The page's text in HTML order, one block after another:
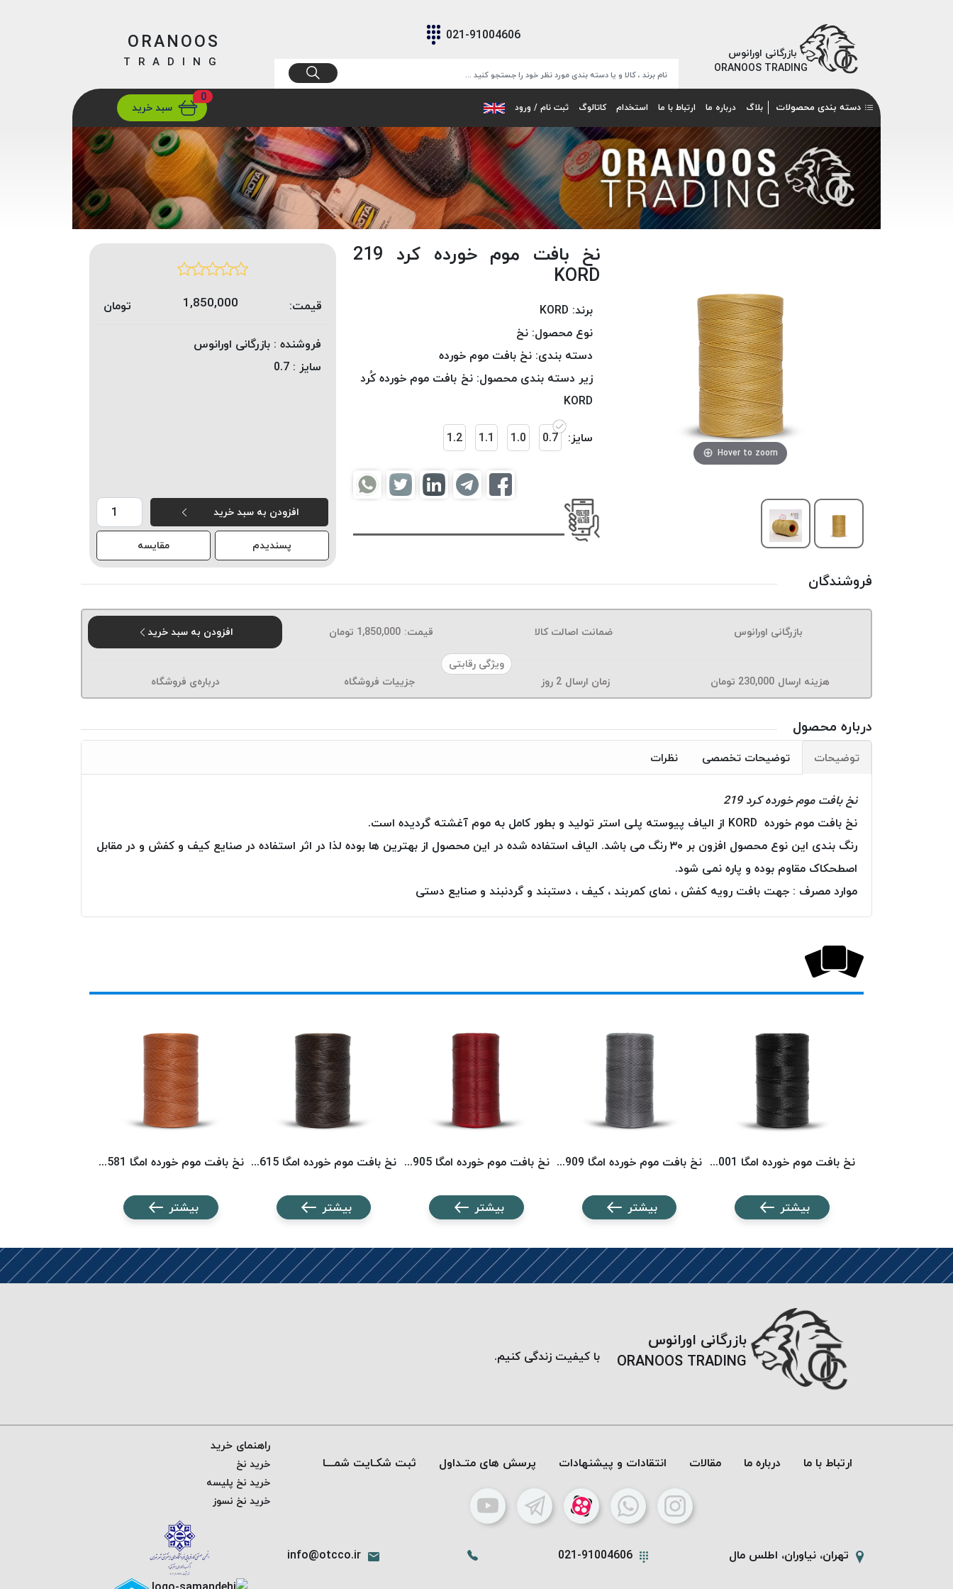
بازرگانی اورانوس
ORANOOS TRADING
021-91004606
ارسالتهران/ تهران
ORANOOS
TRADING
دسته بندی محصولات بلاگ درباره ما ارتباط با ما استخدام کاتالوگ ثبت نام / ورود
0
سبد خرید
Hover to zoom
نخ بافت موم خورده کرد 219
KORD
برند: KORD
نوع محصول: نخ
دسته بندی: نخ بافت موم خورده
زیر دسته بندی محصول: نخ بافت موم خورده کُرد
KORD
سایز: 0.7
1.0
1.1
1.2
قیمت: 1,850,000
تومان
فروشنده : بازرگانی اورانوس
سایز : 0.7
افزودن به سبد خرید
پسندیدم
مقایسه
فروشندگان
بازرگانی اورانوس ضمانت اصالت کالا قیمت: 1,850,000 تومان
افزودن به سبد خرید
ویژگی رقابتی
هزینه ارسال 230,000 تومان زمان ارسال 2 روز جزییات فروشگاه درباره‌ی فروشگاه
درباره محصول
توضیحات توضیحات تخصصی نظرات
نخ بافت موم خورده کرد 219
نخ بافت موم خورده KORD از الیاف پیوسته پلی استر تولید و بطور کامل به موم آغشته گردیده است.
رنگ بندی این نوع محصول افزون بر ۳۰ رنگ می باشد. الیاف استفاده شده در این محصول از بهترین ها بوده لذا در اثر استفاده در صنایع کیف و کفش و در مقابل
اصطحکاک مقاوم بوده و پاره نمی شود.
موارد مصرف : جهت بافت رویه کفش ، نمای کمربند ، کیف ، دستبند و گردنبند و صنایع دستی
نخ بافت موم خورده امگا 6001 (500 متری) OMEGA
بیشتر
نخ بافت موم خورده امگا 2909 (500 متری) OMEGA
بیشتر
نخ بافت موم خورده امگا 2905 (500 متری) OMEGA
بیشتر
نخ بافت موم خورده امگا 6615 (500 متری) OMEGA
بیشتر
نخ بافت موم خورده امگا 6581 (500 متری) OMEGA
بیشتر
بازرگانی اورانوس
ORANOOS TRADING
با کیفیت زندگی کنیم.
ارتباط با ما درباره ما مقالات انتقادات و پیشنهادات پرسش های متـداول ثبت شکـایت شمـــا
تهران، نیاوران، اطلس مال 021-91004606
info@otcco.ir
راهنمای خرید
خرید نخ
خرید نخ پلیسه
خرید نخ نسوز